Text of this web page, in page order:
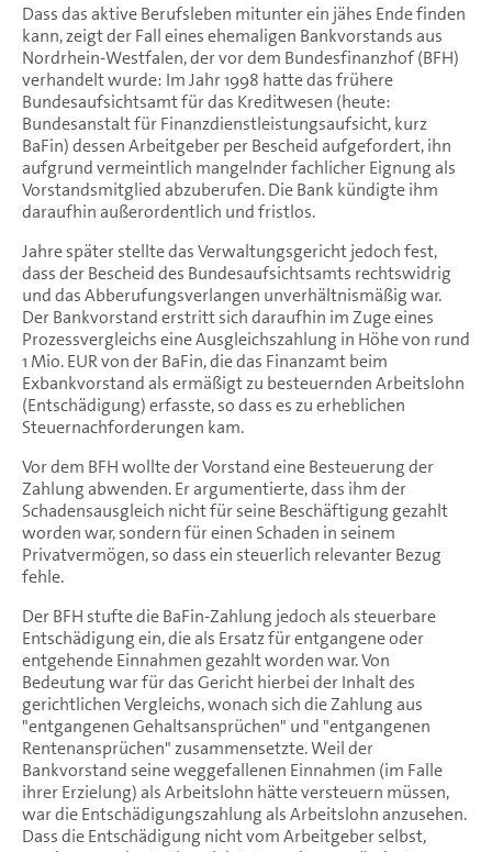
Dass das aktive Berufsleben mitunter ein jähes Ende finden
kann, zeigt der Fall eines ehemaligen Bankvorstands aus
Nordrhein-Westfalen, der vor dem Bundesfinanzhof (BFH)
verhandelt wurde: Im Jahr 1998 hatte das frühere
Bundesaufsichtsamt für das Kreditwesen (heute:
Bundesanstalt für Finanzdienstleistungsaufsicht, kurz
BaFin) dessen Arbeitgeber per Bescheid aufgefordert, ihn
aufgrund vermeintlich mangelnder fachlicher Eignung als
Vorstandsmitglied abzuberufen. Die Bank kündigte ihm
daraufhin außerordentlich und fristlos.
Jahre später stellte das Verwaltungsgericht jedoch fest,
dass der Bescheid des Bundesaufsichtsamts rechtswidrig
und das Abberufungsverlangen unverhältnismäßig war.
Der Bankvorstand erstritt sich daraufhin im Zuge eines
Prozessvergleichs eine Ausgleichszahlung in Höhe von rund
1 Mio. EUR von der BaFin, die das Finanzamt beim
Exbankvorstand als ermäßigt zu besteuernden Arbeitslohn
(Entschädigung) erfasste, so dass es zu erheblichen
Steuernachforderungen kam.
Vor dem BFH wollte der Vorstand eine Besteuerung der
Zahlung abwenden. Er argumentierte, dass ihm der
Schadensausgleich nicht für seine Beschäftigung gezahlt
worden war, sondern für einen Schaden in seinem
Privatvermögen, so dass ein steuerlich relevanter Bezug
fehle.
Der BFH stufte die BaFin-Zahlung jedoch als steuerbare
Entschädigung ein, die als Ersatz für entgangene oder
entgehende Einnahmen gezahlt worden war. Von
Bedeutung war für das Gericht hierbei der Inhalt des
gerichtlichen Vergleichs, wonach sich die Zahlung aus
"entgangenen Gehaltsansprüchen" und "entgangenen
Rentenansprüchen" zusammensetzte. Weil der
Bankvorstand seine weggefallenen Einnahmen (im Falle
ihrer Erzielung) als Arbeitslohn hätte versteuern müssen,
war die Entschädigungszahlung als Arbeitslohn anzusehen.
Dass die Entschädigung nicht vom Arbeitgeber selbst,